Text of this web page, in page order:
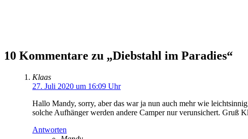
10 Kommentare zu „Diebstahl im Paradies“
Klaas
27. Juli 2020 um 16:09 Uhr
Hallo Mandy, sorry, aber das war ja nun auch mehr wie
solche Aufhänger werden andere Camper nur verunsichert. Gruß
Antworten